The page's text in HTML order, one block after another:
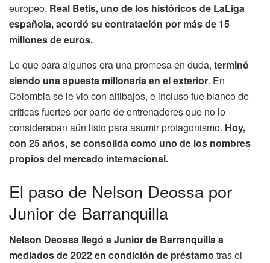
europeo. Real Betis, uno de los históricos de LaLiga
española, acordó su contratación por más de 15
millones de euros.
Lo que para algunos era una promesa en duda, terminó
siendo una apuesta millonaria en el exterior. En
Colombia se le vio con altibajos, e incluso fue blanco de
críticas fuertes por parte de entrenadores que no lo
consideraban aún listo para asumir protagonismo. Hoy,
con 25 años, se consolida como uno de los nombres
propios del mercado internacional.
El paso de Nelson Deossa por
Junior de Barranquilla
Nelson Deossa llegó a Junior de Barranquilla a
mediados de 2022 en condición de préstamo tras el